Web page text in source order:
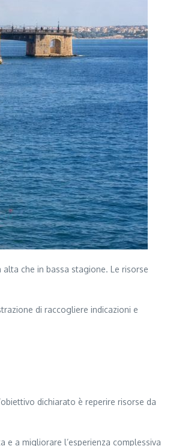
che in bassa stagione. Le risorse
di raccogliere indicazioni e
dichiarato è reperire risorse da
a migliorare l’esperienza complessiva